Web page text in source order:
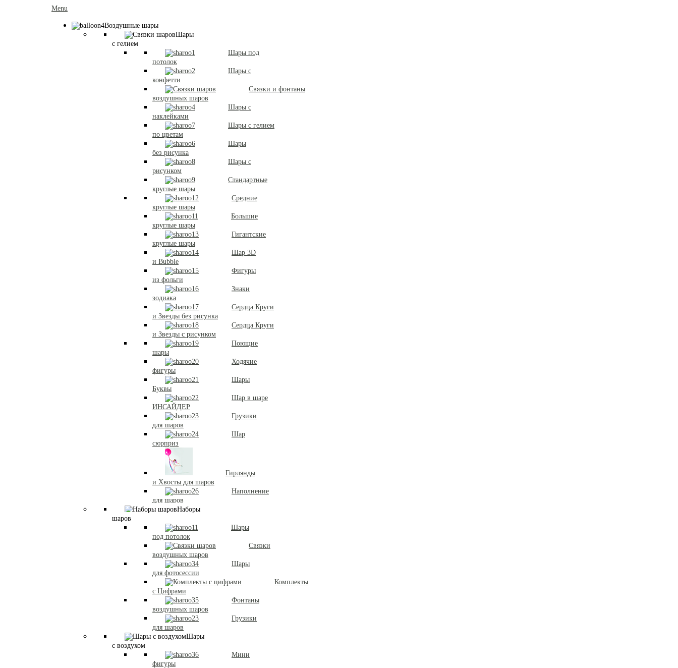
Menu
Воздушные шары
Шары
с гелием
Шары под
потолок
Шары с
конфетти
Связки и фонтаны
воздушных шаров
Шары с
наклейками
Шары с гелием
по цветам
Шары
без рисунка
Шары с
рисунком
Стандартные
круглые шары
Средние
круглые шары
Большие
круглые шары
Гигантские
круглые шары
Шар 3D
и Bubble
Фигуры
из фольги
Знаки
зодиака
Сердца Круги
и Звезды без рисунка
Сердца Круги
и Звезды с рисунком
Поющие
шары
Ходячие
фигуры
Шары
Буквы
Шар в шаре
ИНСАЙДЕР
Грузики
для шаров
Шар
сюрприз
Гирлянды
и Хвосты для шаров
Наполнение
для шаров
Наборы
шаров
Шары
под потолок
Связки
воздушных шаров
Шары
для фотосессии
Комплекты
с Цифрами
Фонтаны
воздушных шаров
Грузики
для шаров
Шары
с воздухом
Мини
фигуры